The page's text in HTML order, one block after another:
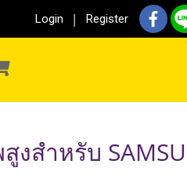
Login Register
สำหรับ